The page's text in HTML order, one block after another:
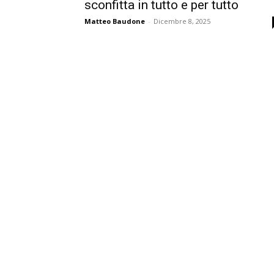
sconfitta in tutto e per tutto
Matteo Baudone - Dicembre 8, 2025